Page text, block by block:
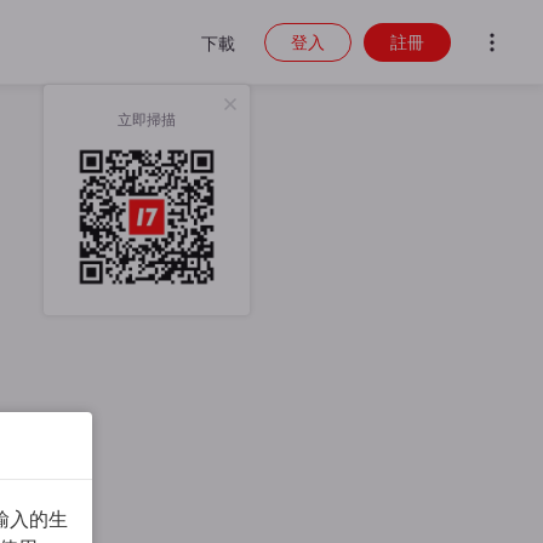
下載
立即掃描
登入 註冊
入的生